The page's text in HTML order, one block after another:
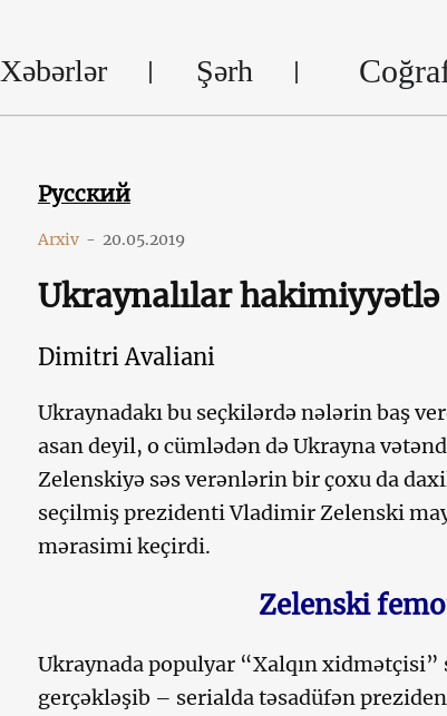
Xəbərlər Şərh
Русский
Arxiv - 20.05.2019
Ukraynalılar
Dimitri Avaliani
Ukraynadakı bu seçkilərdə nələrin baş
asan deyil, o cümlədən də Ukrayna
Zelenskiyə səs verənlərin bir çoxu da
seçilmiş prezidenti Vladimir Zelenski
mərasimi keçirdi.
Zelenski
Ukraynada populyar “Xalqın xidmətçisi”
gerçəkləşib – serialda təsadüfən